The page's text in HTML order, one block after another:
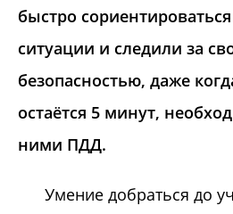
быстро
ситуации и следили за
безопасностью, даже
остаётся 5 минут,
ними ПДД.
Умение добраться до